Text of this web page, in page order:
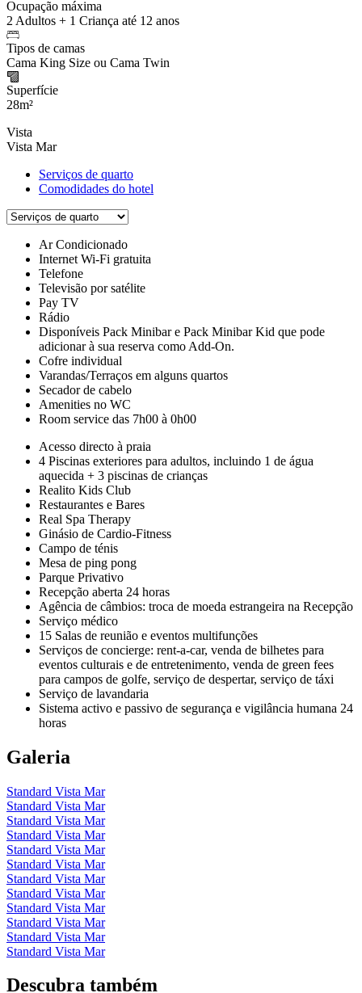
Ocupação máxima
2 Adultos + 1 Criança até 12 anos
Tipos de camas
Cama King Size ou Cama Twin
Superfície
28m²
Vista
Vista Mar
Serviços de quarto
Comodidades do hotel
Ar Condicionado
Internet Wi-Fi gratuita
Telefone
Televisão por satélite
Pay TV
Rádio
Disponíveis Pack Minibar e Pack Minibar Kid que pode
adicionar à sua reserva como Add-On.
Cofre individual
Varandas/Terraços em alguns quartos
Secador de cabelo
Amenities no WC
Room service das 7h00 à 0h00
Acesso directo à praia
4 Piscinas exteriores para adultos, incluindo 1 de água
aquecida + 3 piscinas de crianças
Realito Kids Club
Restaurantes e Bares
Real Spa Therapy
Ginásio de Cardio-Fitness
Campo de ténis
Mesa de ping pong
Parque Privativo
Recepção aberta 24 horas
Agência de câmbios: troca de moeda estrangeira na Recepção
Serviço médico
15 Salas de reunião e eventos multifunções
Serviços de concierge: rent-a-car, venda de bilhetes para
eventos culturais e de entretenimento, venda de green fees
para campos de golfe, serviço de despertar, serviço de táxi
Serviço de lavandaria
Sistema activo e passivo de segurança e vigilância humana 24
horas
Galeria
Standard Vista Mar
Standard Vista Mar
Standard Vista Mar
Standard Vista Mar
Standard Vista Mar
Standard Vista Mar
Standard Vista Mar
Standard Vista Mar
Standard Vista Mar
Standard Vista Mar
Standard Vista Mar
Standard Vista Mar
Descubra também